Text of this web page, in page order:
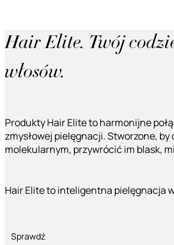
Hair Elite. Twój
włosów.
Produkty Hair Elite to harmonijne
zmysłowej pielęgnacji. Stworzone,
molekularnym, przywrócić im blask,
Hair Elite to inteligentna pielęgnacja
Sprawdź